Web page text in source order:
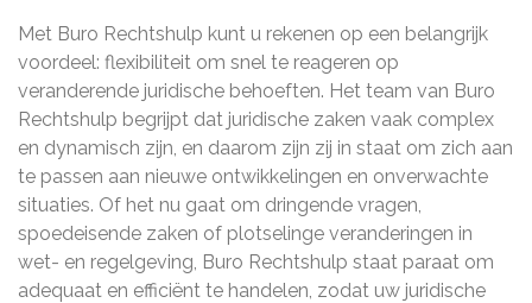
Met Buro Rechtshulp kunt u rekenen op een belangrijk
voordeel: flexibiliteit om snel te reageren op
veranderende juridische behoeften. Het team van Buro
Rechtshulp begrijpt dat juridische zaken vaak complex
en dynamisch zijn, en daarom zijn zij in staat om zich aan
te passen aan nieuwe ontwikkelingen en onverwachte
situaties. Of het nu gaat om dringende vragen,
spoedeisende zaken of plotselinge veranderingen in
wet- en regelgeving, Buro Rechtshulp staat paraat om
adequaat en efficiënt te handelen, zodat uw juridische